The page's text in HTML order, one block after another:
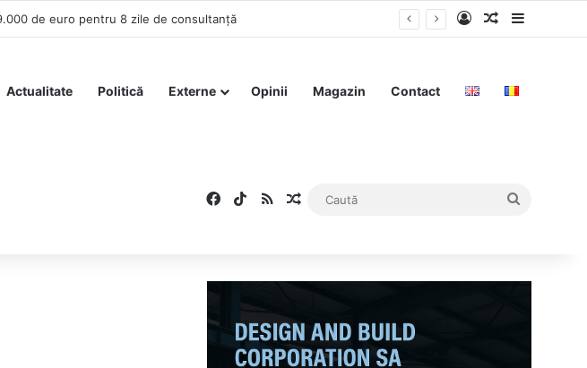
Legea AUR a produs panică în rețeaua #rezist Log InArticolSidebar
Actualitate Politică Externe Opinii Magazin Contact
Facebook
TikTok
RSSArticol aleatoriu